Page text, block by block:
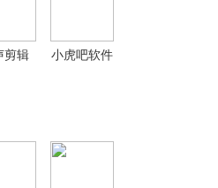
剪辑 小虎吧软件